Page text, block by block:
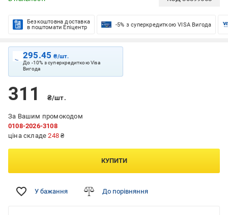
Безкоштовна доставка
в поштомати Епіцентр
-5% з суперкредиткою VISA Вигода
295.45₴/шт.
До -10% з суперкредиткою Visa
Вигода
311 ₴/шт.
За Вашим промокодом
0108-2026-3108
ціна складе248₴
КУПИТИ
У бажання До порівняння